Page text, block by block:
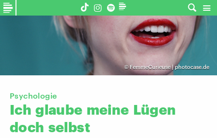
©FemmeCurieuse | photocase.de
Psychologie
Ich glaube meine Lügen
doch selbst